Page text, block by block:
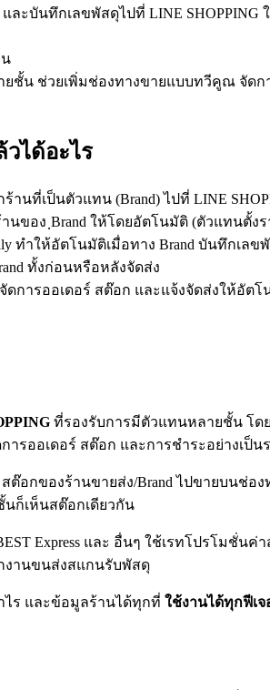
ะบันทึกเลขพัสดุไปที่ LINE
ชั้น ช่วยเพิ่มช่องทางขายแบบทวีคูณ จัด
วได้อะไร
นที่เป็นตัวแทน (Brand) ไปที่ LINE
นของ ฺBrand ให้โดยอัตโนมัติ (ตัวแทนตั้ง
ทำให้อัตโนมัติเมื่อทาง Brand บันทึกเลข
ทั้งก่อนหรือหลังจัดส่ง
การออเดอร์ สต๊อก และแจ้งจัดส่งให้อัตโ
ที่รองรับการมีตัวแทนหลายชั้น โด
รออเดอร์ สต๊อก และการชำระอย่างเป็
สต๊อกของร้านขายส่ง/Brand ไปขายบนช่
นก็เห็นสต๊อกเดียวกัน
Express และ อื่นๆ ใช้เรทโปรโมชั่
งานขนส่งสแกนรับพัสดุ
ไร และข้อมูลร้านได้ทุกที่ ใช้งานได้ทุกฟีเจ